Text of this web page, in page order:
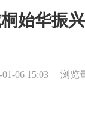
始华振
06 15:03 浏览